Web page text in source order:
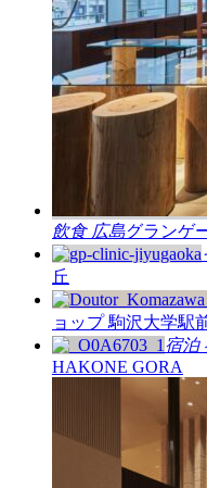
飲食 広島グランゲ
丘
ョップ 駒沢大学駅
宿泊
HAKONE GORA